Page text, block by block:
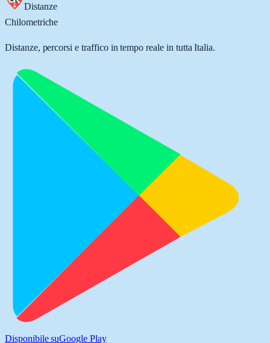
Distanze
Chilometriche
Distanze, percorsi e traffico in tempo reale in tutta Italia.
Disponibile suGoogle Play